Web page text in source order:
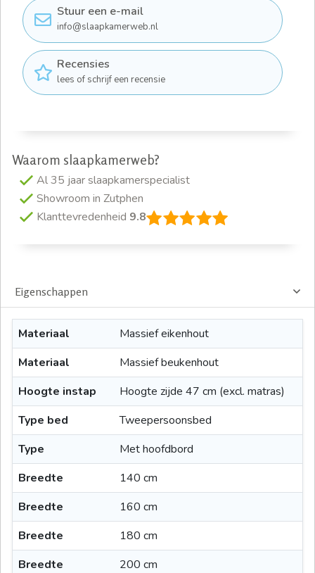
Stuur een e-mail
info@slaapkamerweb.nl
Recensies
lees of schrijf een recensie
Waarom slaapkamerweb?
Al 35 jaar slaapkamerspecialist
Showroom in Zutphen
Klanttevredenheid 9.8
Eigenschappen
Materiaal
Massief eikenhout
Materiaal
Massief beukenhout
Hoogte instap
Hoogte zijde 47 cm (excl. matras)
Type bed
Tweepersoonsbed
Type
Met hoofdbord
Breedte
140 cm
Breedte
160 cm
Breedte
180 cm
Breedte
200 cm